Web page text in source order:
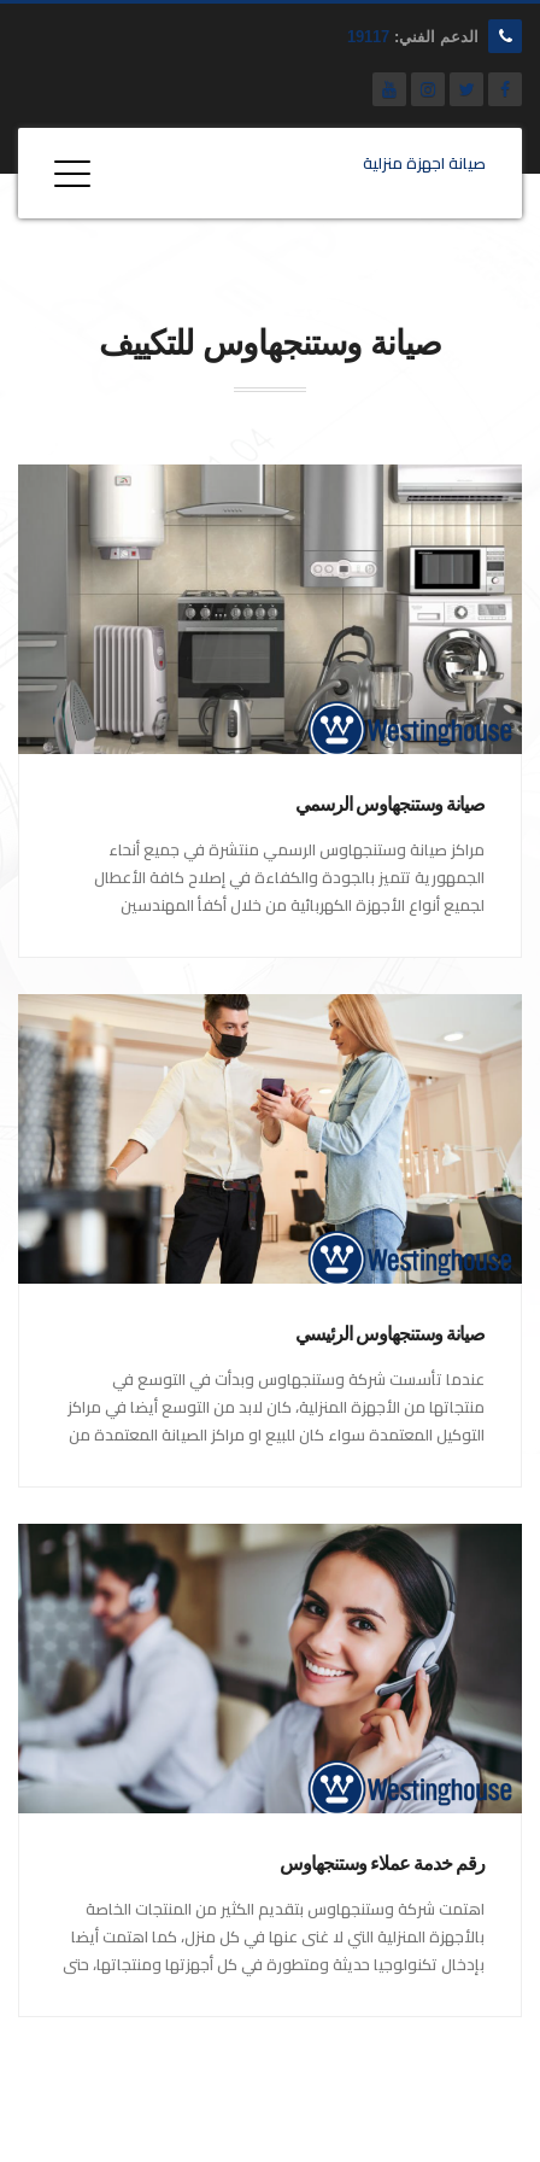
الدعم الفني: 19117
صيانة اجهزة منزلية
صيانة وستنجهاوس للتكييف
صيانة وستنجهاوس الرسمي
مراكز صيانة وستنجهاوس الرسمي منتشرة في جميع أنحاء
الجمهورية تتميز بالجودة والكفاءة في إصلاح كافة الأعطال
لجميع أنواع الأجهزة الكهربائية من خلال أكفأ المهندسين
صيانة وستنجهاوس الرئيسي
عندما تأسست شركة وستنجهاوس وبدأت في التوسع في
منتجاتها من الأجهزة المنزلية، كان لابد من التوسع أيضا في مراكز
التوكيل المعتمدة سواء كان للبيع او مراكز الصيانة المعتمدة من
رقم خدمة عملاء وستنجهاوس
اهتمت شركة وستنجهاوس بتقديم الكثير من المنتجات الخاصة
بالأجهزة المنزلية التي لا غنى عنها في كل منزل، كما اهتمت أيضا
بإدخال تكنولوجيا حديثة ومتطورة في كل أجهزتها ومنتجاتها، حتى